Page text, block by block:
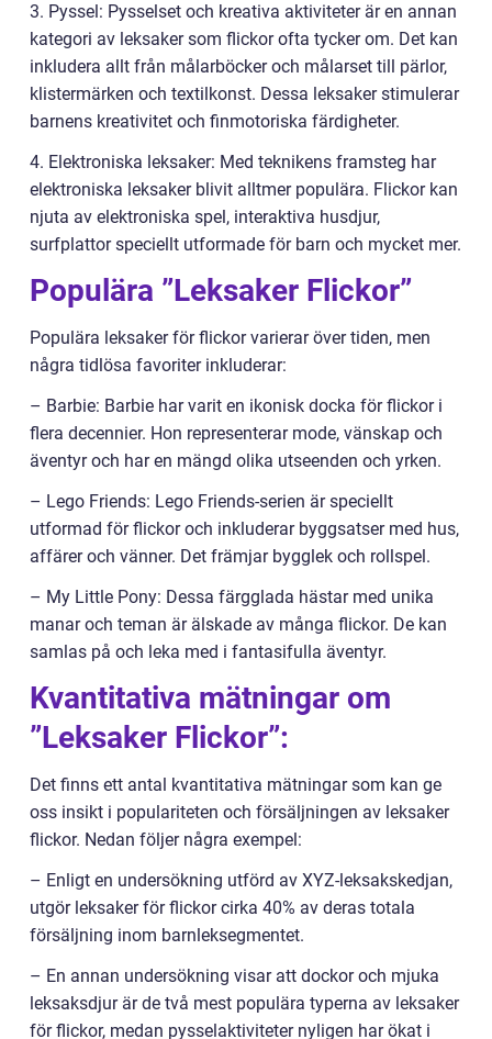
3. Pyssel: Pysselset och kreativa aktiviteter är en annan
kategori av leksaker som flickor ofta tycker om. Det kan
inkludera allt från målarböcker och målarset till pärlor,
klistermärken och textilkonst. Dessa leksaker stimulerar
barnens kreativitet och finmotoriska färdigheter.
4. Elektroniska leksaker: Med teknikens framsteg har
elektroniska leksaker blivit alltmer populära. Flickor kan
njuta av elektroniska spel, interaktiva husdjur,
surfplattor speciellt utformade för barn och mycket mer.
Populära ”Leksaker Flickor”
Populära leksaker för flickor varierar över tiden, men
några tidlösa favoriter inkluderar:
– Barbie: Barbie har varit en ikonisk docka för flickor i
flera decennier. Hon representerar mode, vänskap och
äventyr och har en mängd olika utseenden och yrken.
– Lego Friends: Lego Friends-serien är speciellt
utformad för flickor och inkluderar byggsatser med hus,
affärer och vänner. Det främjar bygglek och rollspel.
– My Little Pony: Dessa färgglada hästar med unika
manar och teman är älskade av många flickor. De kan
samlas på och leka med i fantasifulla äventyr.
Kvantitativa mätningar om
”Leksaker Flickor”:
Det finns ett antal kvantitativa mätningar som kan ge
oss insikt i populariteten och försäljningen av leksaker
flickor. Nedan följer några exempel:
– Enligt en undersökning utförd av XYZ-leksakskedjan,
utgör leksaker för flickor cirka 40% av deras totala
försäljning inom barnleksegmentet.
– En annan undersökning visar att dockor och mjuka
leksaksdjur är de två mest populära typerna av leksaker
för flickor, medan pysselaktiviteter nyligen har ökat i